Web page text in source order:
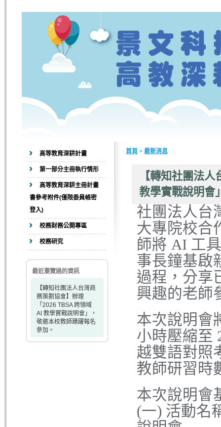
高等教育深耕計畫
第一部分主冊執行情形
高等教育深耕主冊計畫
書參考附件(僅限委員帳密
登入)
校務財務公開專區
校務研究
最近瀏覽過的資訊
【轉知社團法人台灣商
務策劃協會】辦理
「2026 TBSA 跨領域
AI 教學實戰說明會」，
敬邀本校教師踴躍報名
參加。
首頁 > 最新消息
【轉知社團法
教學實戰說明會
社團法人台
大專院校合
師將 AI 工
事長鐘基啟
過程，分享
興趣的老師
本次說明會
小時壓縮至
越雙語對照
教師研習時
本次說明會
(一) 活動名